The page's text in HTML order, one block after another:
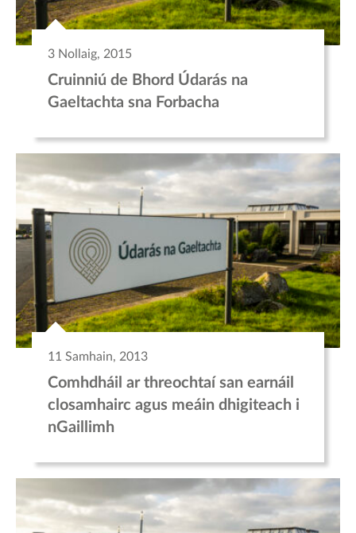
3 Nollaig, 2015
Cruinniú de Bhord Údarás na
Gaeltachta sna Forbacha
11 Samhain, 2013
Comhdháil ar threochtaí san earnáil
closamhairc agus meáin dhigiteach i
nGaillimh